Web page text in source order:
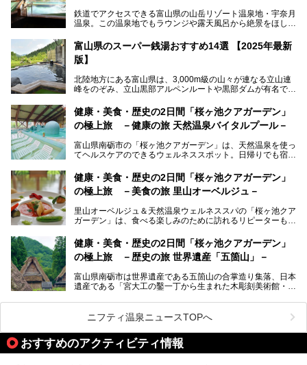
鉄道でアクセスできる富山県の山岳リゾート温泉地・宇奈月
温泉。この温泉地でもラウンジや露天風呂から絶景をほしい
の「黒部・宇奈月温泉 やまのは」。
自慢の眺望、温泉、居心地の良い客室、ビュッフェ式の食事
ます。日常から少し離れて、山懐で自然に癒されたいと思う
方にぴったりの温泉です。冬なら雪景色も絵になりますよ。
───
提供元：オリックス・ホテルマネジメント株式会社【PR】
この記事は黒部・宇奈月温泉 やまのはのPR記事です。
富山県のスーパー銭湯おすすめ14選 【2025年最新
版】
北陸地方にある富山県は、3,000m級の山々が連なる立山連
峰をのぞみ、立山黒部アルペンルートや黒部ダムが有名で
の（新鮮な）海の幸も見逃せません！
北陸新幹線が開業し、実は東京からも2時間ほどでアクセス
のいい天然温泉が豊富で、すぐにでも出かけたくなる施設が
満載ですよ。
健康・美食・歴史の2日間「桜ヶ池クアガーデン」
の極上旅 －健康の旅 天然温泉バイタルプール－
富山県南砺市の「桜ヶ池クアガーデン」は、天然温泉を使っ
てヘルスケアのできるウェルネススポット。日帰りでも宿泊
るので、ゆったり楽しみながら美しく健康に。
そんな「桜ヶ池クアガーデン」の天然温泉バイタルプールと
ートしたいと思います。
健康・美食・歴史の2日間「桜ヶ池クアガーデン」
の極上旅 －美食の旅 里山オーベルジュ－
里山オーベルジュ＆天然温泉ウェルネススパの「桜ヶ池クア
ガーデン」は、食べる楽しみのために訪れるリピーターも多
月、水はフレンチ、火、木は和食、土日はその両方がランチ
とディナーで味わえます。オリジナルのスイーツも評判で
す。
そんな「桜ヶ池クアガーデン」に宿泊して、食を満喫してき
たのでじっくりご紹介します！
健康・美食・歴史の2日間「桜ヶ池クアガーデン」
の極上旅 －歴史の旅 世界遺産「五箇山」－
富山県南砺市は世界遺産である五箇山の合掌造り集落、日本
遺産である「宮大工の鑿一丁から生まれた木彫刻美術館・井
小京都・城端と、とても魅力的な観光スポットがたくさんあ
ります。
城端の郊外に建つ里山オーベルジュ＆温泉ウェルネススパ
「桜ヶ池クアガーデン」に泊まって、歴史の旅にお出かけし
てみませんか？
ニフティ温泉ニュースTOPへ
おすすめのアクティビティ情報